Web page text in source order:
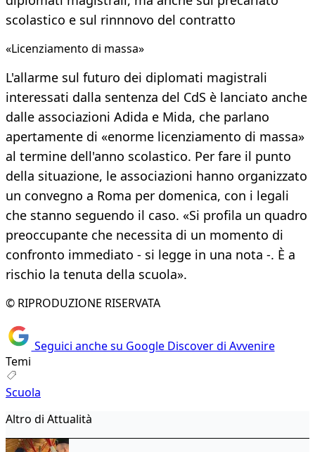
scolastico e sul rinnnovo del contratto
«Licenziamento di massa»
L'allarme sul futuro dei diplomati magistrali
interessati dalla sentenza del CdS è lanciato anche
dalle associazioni Adida e Mida, che parlano
apertamente di «enorme licenziamento di massa»
al termine dell'anno scolastico. Per fare il punto
della situazione, le associazioni hanno organizzato
un convegno a Roma per domenica, con i legali
che stanno seguendo il caso. «Si profila un quadro
preoccupante che necessita di un momento di
confronto immediato - si legge in una nota -. È a
rischio la tenuta della scuola».
© RIPRODUZIONE RISERVATA
Seguici anche su Google Discover di Avvenire
Temi
Scuola
Altro di Attualità